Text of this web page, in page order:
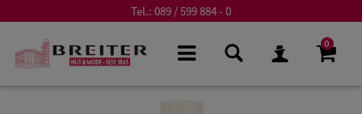
Tel.: 089 / 599 884 - 0
0